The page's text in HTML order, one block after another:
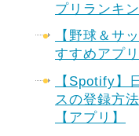
プリランキ
【野球＆サ
すすめアプ
【Spotify】
スの登録方
【アプリ】